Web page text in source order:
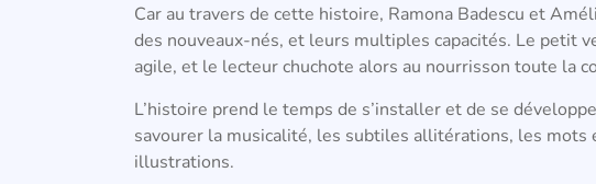
Car au travers de cette histoire, Ramona Badescu et
des nouveaux-nés, et leurs multiples capacités. Le petit
agile, et le lecteur chuchote alors au nourrisson toute la
L’histoire prend le temps de s’installer et de se
savourer la musicalité, les subtiles allitérations, les mots
illustrations.